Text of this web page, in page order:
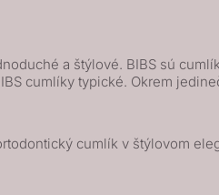
a štýlové. BIBS sú
cumlíky typické. Okrem
cumlík v štýlovom